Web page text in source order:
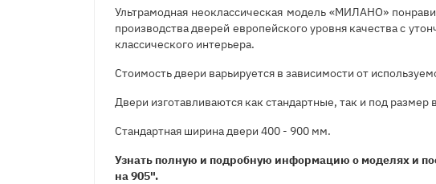
Ультрамодная неоклассическая модель «МИЛАНО»
производства дверей европейского уровня качества с
классического интерьера.
Стоимость двери варьируется в зависимости от
Двери изготавливаются как стандартные, так и под
Стандартная ширина двери 400 - 900 мм.
Узнать полную и подробную информацию о моделях и
на 905".